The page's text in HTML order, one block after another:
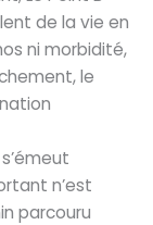
de la vie en
ni morbidité,
le
n’est
parcouru